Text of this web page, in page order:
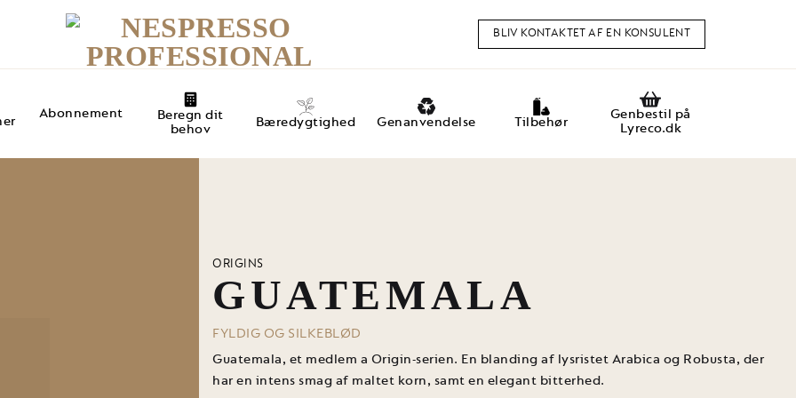
BLIV KONTAKTET AF EN KONSULENT
Abonnement
Beregn dit
behov
Bæredygtighed Genanvendelse Tilbehør
Genbestil på
Lyreco.dk
ORIGINS
GUATEMALA
FYLDIG OG SILKEBLØD
Guatemala, et medlem a Origin-serien. En blanding af lysristet Arabica og Robusta, der
har en intens smag af maltet korn, samt en elegant bitterhed.